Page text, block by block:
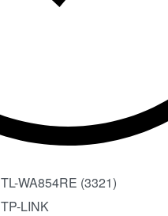
TL-WA854RE (3321)
TP-LINK